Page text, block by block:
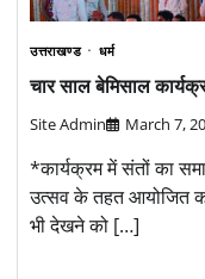
उत्तराखण्ड धर्म
चार साल बेमिसाल
Site Admin March 7,
*कार्यक्रम में संतों का
उत्सव के तहत आयोजित
भी देखने को […]